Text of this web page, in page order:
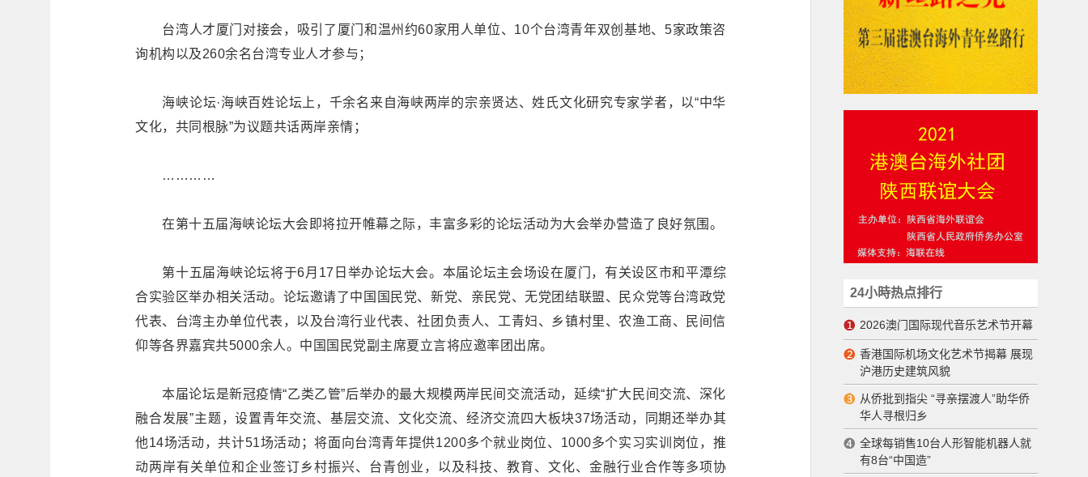
台湾人才厦门对接会，吸引了厦门和温州约60家用人单位、10个台湾青年双创基地、5家政策咨
询机构以及260余名台湾专业人才参与；
海峡论坛·海峡百姓论坛上，千余名来自海峡两岸的宗亲贤达、姓氏文化研究专家学者，以“中华
文化，共同根脉”为议题共话两岸亲情；
…………
在第十五届海峡论坛大会即将拉开帷幕之际，丰富多彩的论坛活动为大会举办营造了良好氛围。
第十五届海峡论坛将于6月17日举办论坛大会。本届论坛主会场设在厦门，有关设区市和平潭综
合实验区举办相关活动。论坛邀请了中国国民党、新党、亲民党、无党团结联盟、民众党等台湾政党
代表、台湾主办单位代表，以及台湾行业代表、社团负责人、工青妇、乡镇村里、农渔工商、民间信
仰等各界嘉宾共5000余人。中国国民党副主席夏立言将应邀率团出席。
本届论坛是新冠疫情“乙类乙管”后举办的最大规模两岸民间交流活动，延续“扩大民间交流、深化
融合发展”主题，设置青年交流、基层交流、文化交流、经济交流四大板块37场活动，同期还举办其
他14场活动，共计51场活动；将面向台湾青年提供1200多个就业岗位、1000多个实习实训岗位，推
动两岸有关单位和企业签订乡村振兴、台青创业，以及科技、教育、文化、金融行业合作等多项协
24小時热点排行
2026澳门国际现代音乐艺术节开幕
香港国际机场文化艺术节揭幕 展现
沪港历史建筑风貌
从侨批到指尖 “寻亲摆渡人”助华侨
华人寻根归乡
全球每销售10台人形智能机器人就
有8台“中国造”